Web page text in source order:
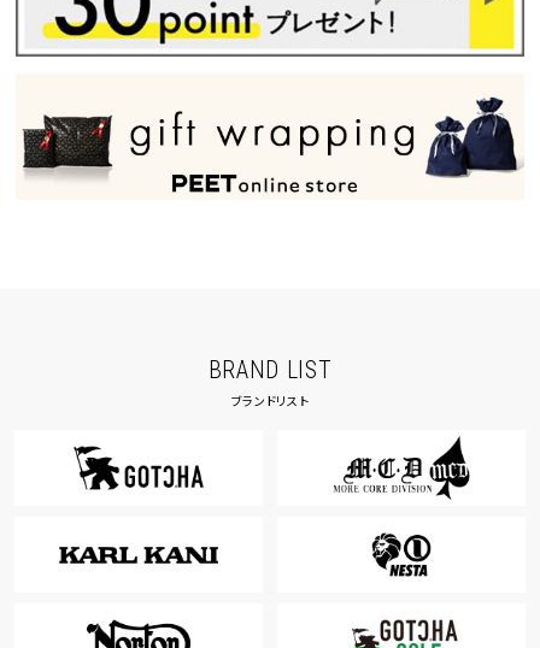
XL
XXL
XXXL
29inc
30inc
32inc
カラー
BRAND LIST
ブランドリスト